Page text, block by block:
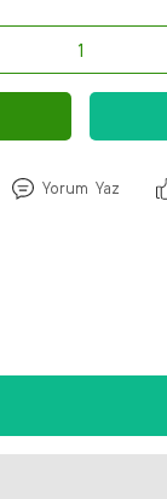
Yorum Yaz